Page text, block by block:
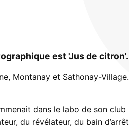
est 'Jus de citron'.
Montanay et Sathonay-Village.
dans le labo de son club
du révélateur, du bain d’arrêt